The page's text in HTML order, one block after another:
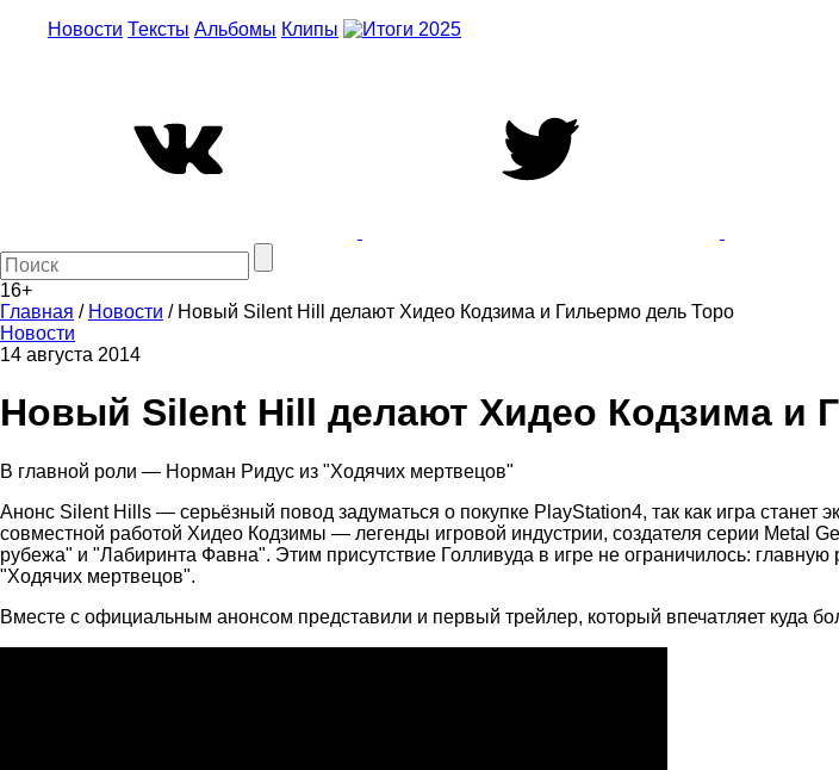
Новости Тексты Альбомы Клипы
16+
Главная / Новости / Новый Silent Hill делают Хидео Кодзима и Гильермо дель Торо
Новости
14 августа 2014
Новый Silent Hill делают Хидео Кодзима и
В главной роли — Норман Ридус из "Ходячих мертвецов"
Анонс Silent Hills — серьёзный повод задуматься о покупке PlayStation4, так как игра
совместной работой Хидео Кодзимы — легенды игровой индустрии, создателя серии Metal
рубежа" и "Лабиринта Фавна". Этим присутствие Голливуда в игре не ограничилось:
"Ходячих мертвецов".
Вместе с официальным анонсом представили и первый трейлер, который впечатляет куда